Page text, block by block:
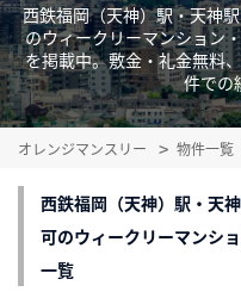
西鉄福岡（天神）駅・天神
のウィークリーマンション
を掲載中。敷金・礼金無料
件での
オレンジマンスリー 物件一覧
西鉄福岡（天神）駅・天
可のウィークリーマンシ
一覧